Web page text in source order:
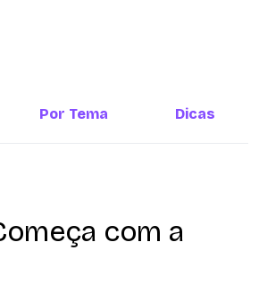
Por Tema Dicas
com a